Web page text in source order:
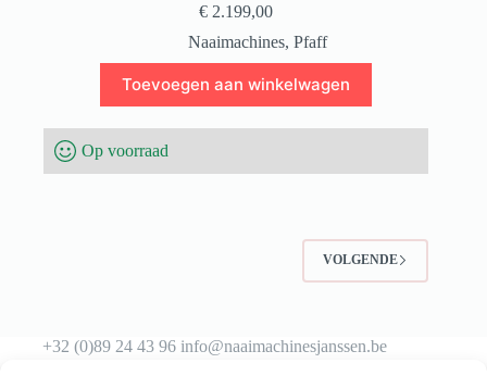
€ 2.199,00
Naaimachines,Pfaff
Toevoegen aan winkelwagen
Op voorraad
VOLGENDE
+32 (0)89 24 43 96 info@naaimachinesjanssen.be